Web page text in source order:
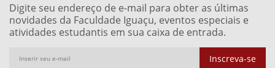
Digite seu endereço de e-mail para obter as últimas
novidades da Faculdade Iguaçu, eventos especiais e
atividades estudantis em sua caixa de entrada.
Inscreva-se